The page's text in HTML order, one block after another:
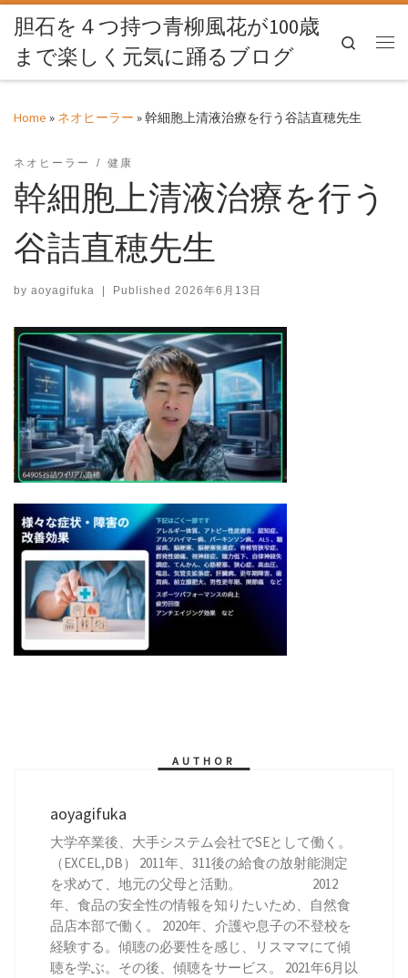
Skip to content
胆石を４つ持つ青柳風花が100歳
まで楽しく元気に踊るブログ
Search
Home » ネオヒーラー »幹細胞上清液治療を行う谷詰直穂先生
ネオヒーラー 健康
幹細胞上清液治療を行う
谷詰直穂先生
by aoyagifuka Published 2026年6月13日
AUTHOR
aoyagifuka
大学卒業後、大手システム会社でSEとして働く。
（EXCEL,DB） 2011年、311後の給食の放射能測定
を求めて、地元の父母と活動。 2012
年、食品の安全性の情報を知りたいため、自然食
品店本部で働く。 2020年、介護や息子の不登校を
経験する。傾聴の必要性を感じ、リスママにて傾
聴を学ぶ。その後、傾聴をサービス。 2021年6月以